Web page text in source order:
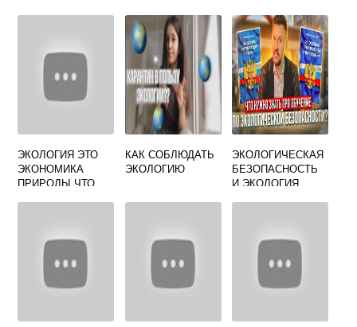
СРЕДЫ
ЭКОЛОГИЯ ЭТО
ЭКОНОМИКА
ПРИРОДЫ ЧТО
КАК СОБЛЮДАТЬ
ЭКОЛОГИЮ
ЭКОЛОГИЧЕСКАЯ
БЕЗОПАСНОСТЬ
И ЭКОЛОГИЯ